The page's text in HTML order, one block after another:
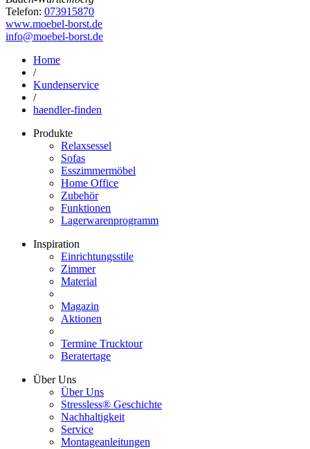
Telefon: 073915870
www.moebel-borst.de
info@moebel-borst.de
Home
/
Kundenservice
/
haendler-finden
Produkte
Relaxsessel
Sofas
Esszimmermöbel
Home Office
Zubehör
Funktionen
Lagerwarenprogramm
Inspiration
Einrichtungsstile
Zimmer
Material
Magazin
Aktionen
Termine Trucktour
Beratertage
Über Uns
Über Uns
Stressless® Geschichte
Nachhaltigkeit
Service
Montageanleitungen